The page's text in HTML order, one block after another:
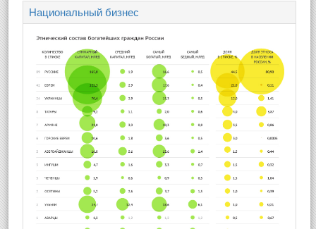
Национальный бизнес